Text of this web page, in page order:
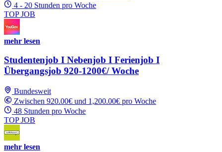
4 - 20 Stunden pro Woche
TOP JOB
mehr lesen
Studentenjob I Nebenjob I Ferienjob I
Übergangsjob 920-1200€/ Woche
Bundesweit
Zwischen 920.00€ und 1,200.00€ pro Woche
48 Stunden pro Woche
TOP JOB
mehr lesen